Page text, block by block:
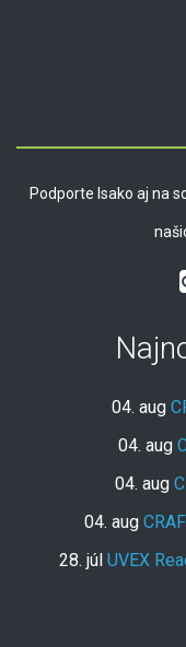
Podporte Isako aj na
04. aug
04. aug
04. aug
04. aug
28. júl UVEX